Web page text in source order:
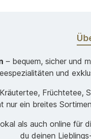
– bequem, sicher und
und
Früchtetee,
ein breites
als auch online für
du deinen